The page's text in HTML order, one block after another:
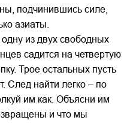
подчинившись силе,
азиаты.
из двух свободных
садится на четвертую
Трое остальных пусть
След найти легко – по
им как. Объясни им
и что мы